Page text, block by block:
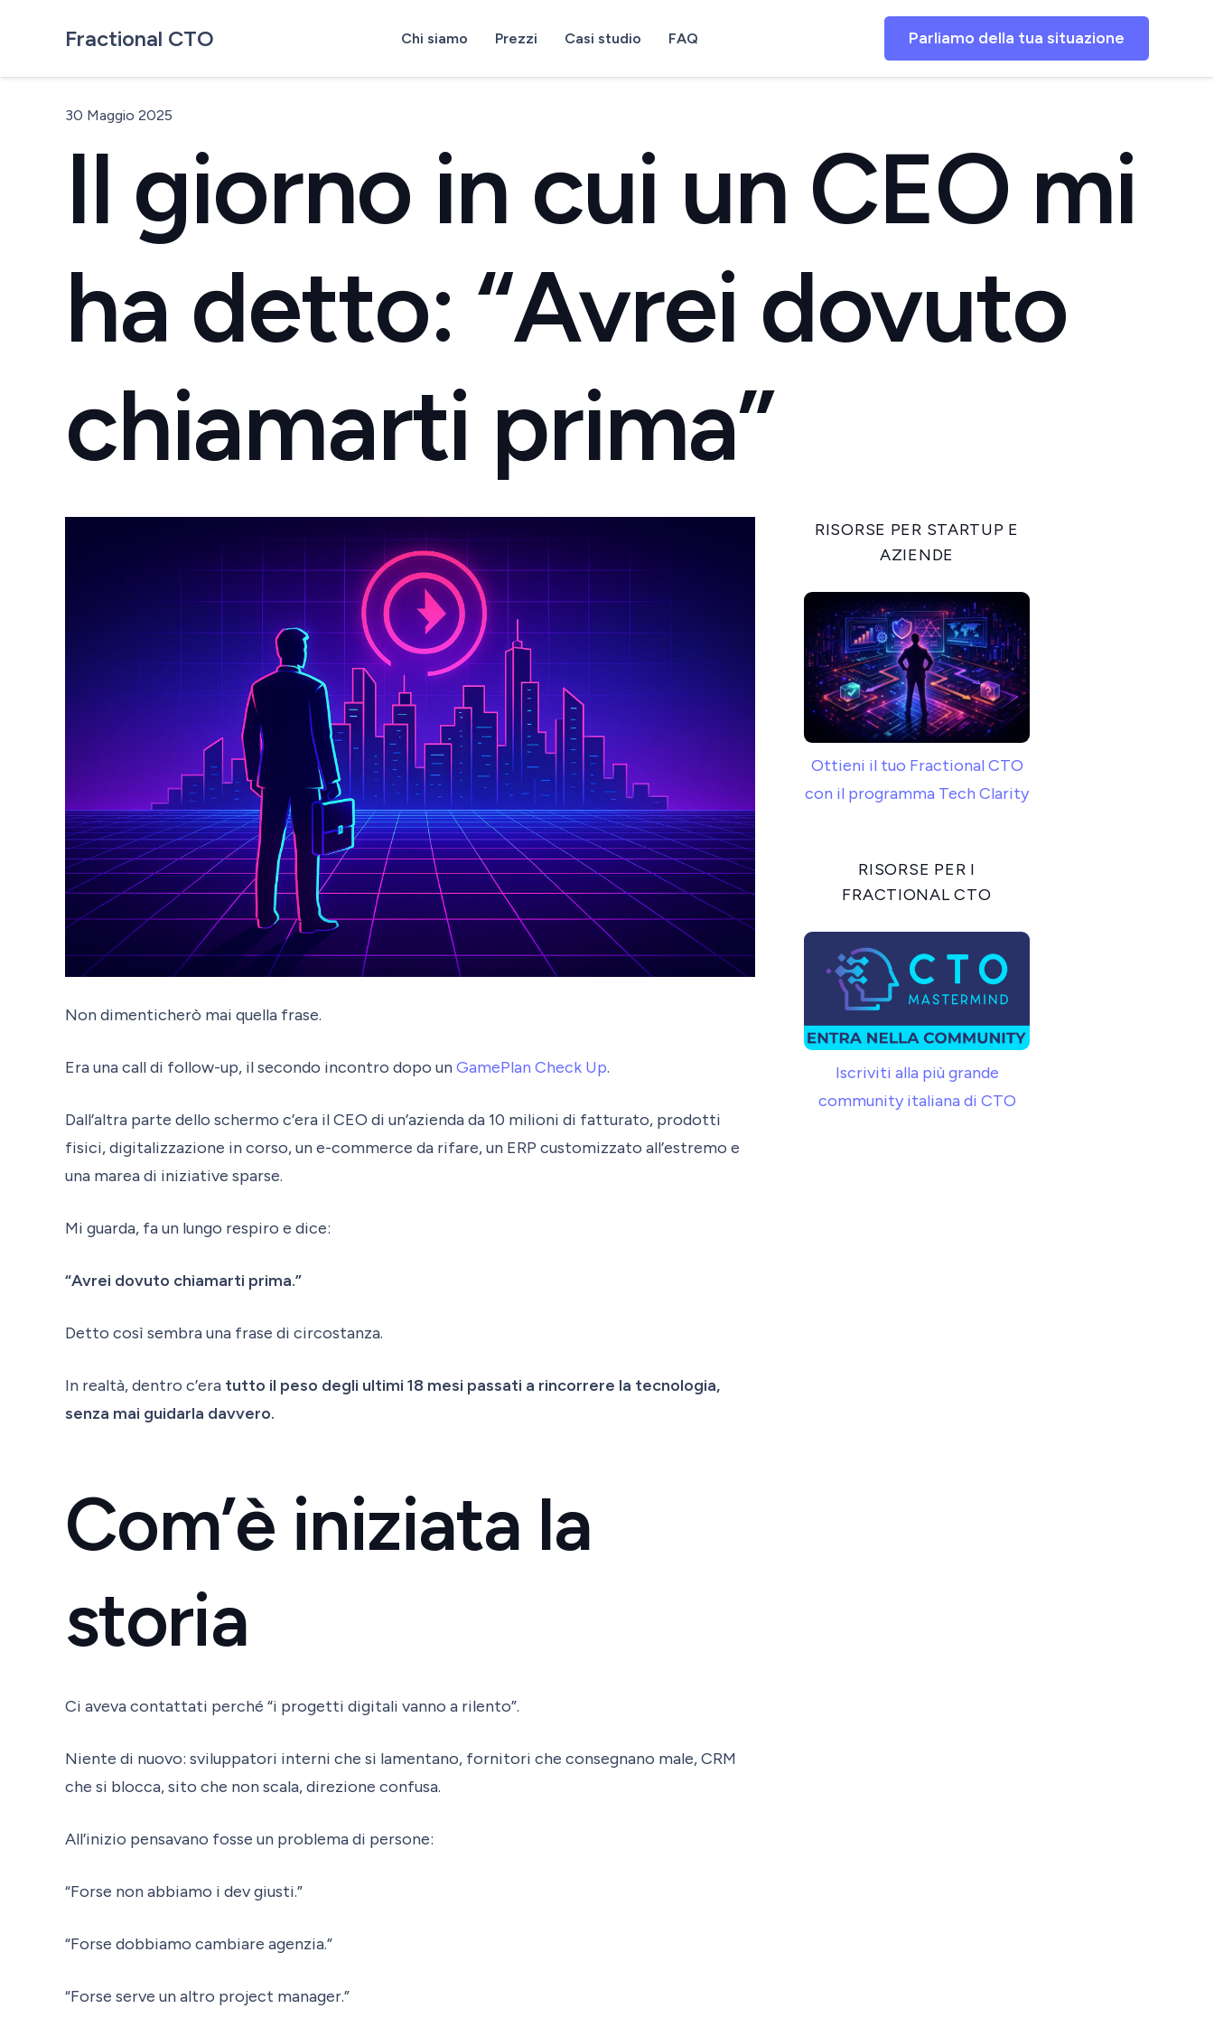
Fractional CTO Chi siamo Prezzi Casi studio FAQ Parliamo della tua situazione
30 Maggio 2025
Il giorno in cui un CEO mi
ha detto: “Avrei dovuto
chiamarti prima”
Non dimenticherò mai quella frase.
Era una call di follow-up, il secondo incontro dopo unGamePlan Check Up.
Dall’altra parte dello schermo c’era il CEO di un’azienda da 10 milioni di fatturato, prodotti
fisici, digitalizzazione in corso, un e-commerce da rifare, un ERP customizzato all’estremo e
una marea di iniziative sparse.
Mi guarda, fa un lungo respiro e dice:
“Avrei dovuto chiamarti prima.”
Detto così sembra una frase di circostanza.
In realtà, dentro c’era tutto il peso degli ultimi 18 mesi passati a rincorrere la tecnologia,
senza mai guidarla davvero.
Com’è iniziata la
storia
Ci aveva contattati perché “i progetti digitali vanno a rilento”.
Niente di nuovo: sviluppatori interni che si lamentano, fornitori che consegnano male, CRM
che si blocca, sito che non scala, direzione confusa.
All’inizio pensavano fosse un problema di persone:
“Forse non abbiamo i dev giusti.”
“Forse dobbiamo cambiare agenzia.”
“Forse serve un altro project manager.”
RISORSE PER STARTUP E
AZIENDE
Ottieni il tuo Fractional CTO
con il programma Tech Clarity
RISORSE PER I
FRACTIONAL CTO
Iscriviti alla più grande
community italiana di CTO